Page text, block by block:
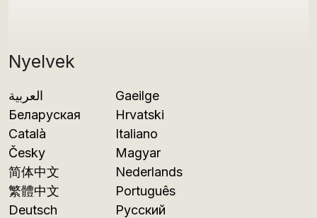
Nyelvek
العربية
Беларуская
Català
Česky
简体中文
繁體中文
Deutsch
Gaeilge
Hrvatski
Italiano
Magyar
Nederlands
Português
Русский